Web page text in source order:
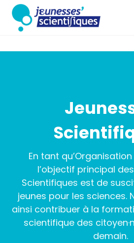
En tant
l’objectif principal
Scientifiques est de
jeunes pour les sciences.
ainsi contribuer à la
scientifique des
demain.